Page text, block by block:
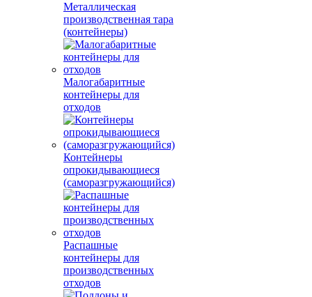
Металлическая
производственная тара
(контейнеры)
Малогабаритные
контейнеры для
отходов
Контейнеры
опрокидывающиеся
(саморазгружающийся)
Распашные
контейнеры для
производственных
отходов